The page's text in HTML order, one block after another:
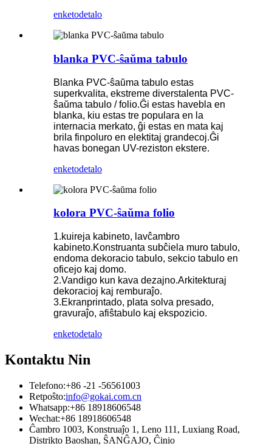
enketodetalo
blanka PVC-ŝaŭma tabulo
Blanka PVC-ŝaŭma tabulo estas
superkvalita, ekstreme diverstalenta PVC-
ŝaŭma tabulo / folio.Ĝi estas havebla en
blanka, kiu estas tre populara en la
internacia merkato, ĝi estas en mata kaj
brila finpoluro en elektitaj grandecoj.Ĝi
havas bonegan UV-reziston ekstere.
enketodetalo
kolora PVC-ŝaŭma folio
1.kuireja kabineto, lavĉambro
kabineto.Konstruanta subĉiela muro tabulo,
endoma dekoracio tabulo, sekcio tabulo en
oficejo kaj domo.
2.Vandigo kun kava dezajno.Arkitekturaj
dekoracioj kaj remburaĵo.
3.Ekranprintado, plata solva presado,
gravuraĵo, afiŝtabulo kaj ekspozicio.
enketodetalo
Kontaktu Nin
Telefono:+86 -21 -56561003
Retpoŝto:info@gokai.com.cn
Whatsapp:+86 18918606548
Wechat:+86 18918606548
Ĉambro 1003, Konstruaĵo 1, Leno 111, Luxiang Road,
Distrikto Baoshan, ŜANĜAJO, Ĉinio